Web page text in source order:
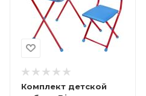
Комплект детской